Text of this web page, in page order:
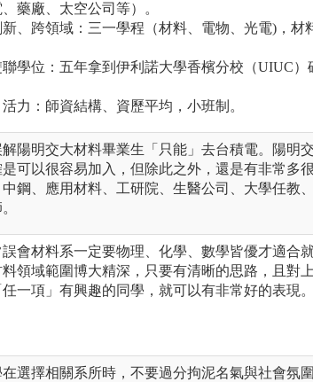
、藥廠、太空公司等）。
新、跨領域：三一學程（材料、電物、光電)，材
聯學位：五年拿到伊利諾大學香檳分校（UIUC）
力：師資結構、資歷平均，小班制。
解陽明交大材料畢業生「只能」去台積電。陽明
可以很容易加入，但除此之外，還是有非常多
鋼、應用材料、工研院、生醫公司、大學任教
誤會材料系一定要物理、化學、數學皆優才適合
領域範圍博大精深，只要有清晰的思路，且對
一項」有興趣的同學，就可以有非常好的表現。
選擇相關系所時，不要過分拘泥名氣與社會氛